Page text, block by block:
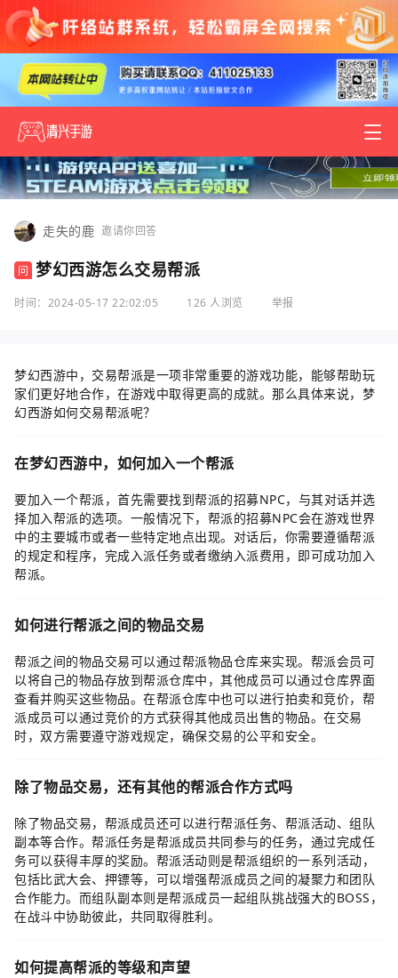
走失的鹿 邀请你回答
问 梦幻西游怎么交易帮派
时间：2024-05-17 22:02:05 126 人浏览 举报
梦幻西游中，交易帮派是一项非常重要的游戏功能，能够帮助玩
家们更好地合作，在游戏中取得更高的成就。那么具体来说，梦
幻西游如何交易帮派呢？
在梦幻西游中，如何加入一个帮派
要加入一个帮派，首先需要找到帮派的招募NPC，与其对话并选
择加入帮派的选项。一般情况下，帮派的招募NPC会在游戏世界
中的主要城市或者一些特定地点出现。对话后，你需要遵循帮派
的规定和程序，完成入派任务或者缴纳入派费用，即可成功加入
帮派。
如何进行帮派之间的物品交易
帮派之间的物品交易可以通过帮派物品仓库来实现。帮派会员可
以将自己的物品存放到帮派仓库中，其他成员可以通过仓库界面
查看并购买这些物品。在帮派仓库中也可以进行拍卖和竞价，帮
派成员可以通过竞价的方式获得其他成员出售的物品。在交易
时，双方需要遵守游戏规定，确保交易的公平和安全。
除了物品交易，还有其他的帮派合作方式吗
除了物品交易，帮派成员还可以进行帮派任务、帮派活动、组队
副本等合作。帮派任务是帮派成员共同参与的任务，通过完成任
务可以获得丰厚的奖励。帮派活动则是帮派组织的一系列活动，
包括比武大会、押镖等，可以增强帮派成员之间的凝聚力和团队
合作能力。而组队副本则是帮派成员一起组队挑战强大的BOSS，
在战斗中协助彼此，共同取得胜利。
如何提高帮派的等级和声望